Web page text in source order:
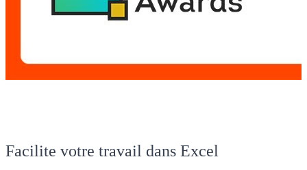
Facilite votre travail dans Excel